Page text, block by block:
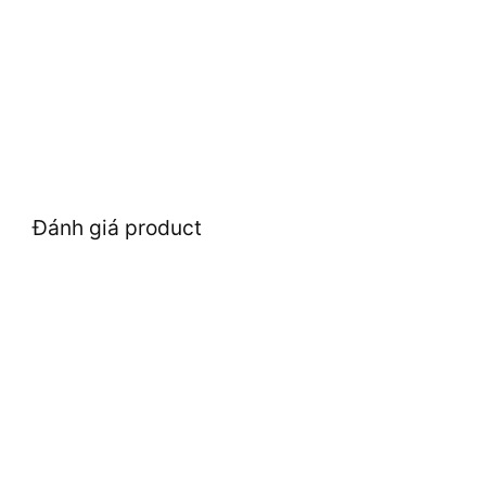
Đánh giá product